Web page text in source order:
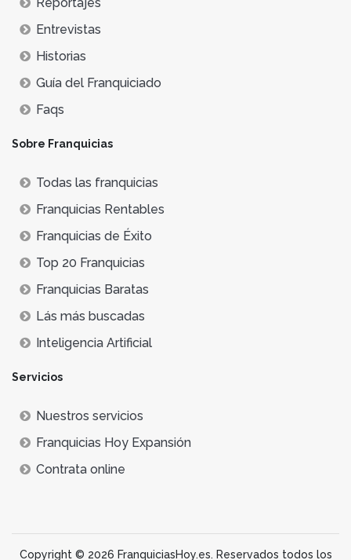
Entrevistas
Historias
Guía del Franquiciado
Faqs
Sobre Franquicias
Todas las franquicias
Franquicias Rentables
Franquicias de Éxito
Top 20 Franquicias
Franquicias Baratas
Lás más buscadas
Inteligencia Artificial
Servicios
Nuestros servicios
Franquicias Hoy Expansión
Contrata online
Copyright © 2026 FranquiciasHoy.es. Reservados todos los